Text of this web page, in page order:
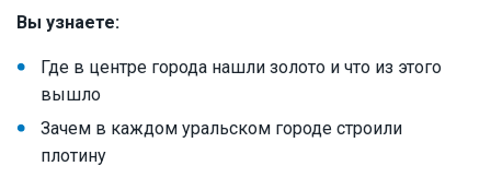
Вы узнаете:
Где в центре города нашли золото и что из этого
вышло
Зачем в каждом уральском городе строили
плотину